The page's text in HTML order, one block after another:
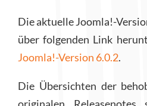
Die aktuelle Joomla!-
über folgenden Link
Joomla!-Version 6.0.2.
Die Übersichten der